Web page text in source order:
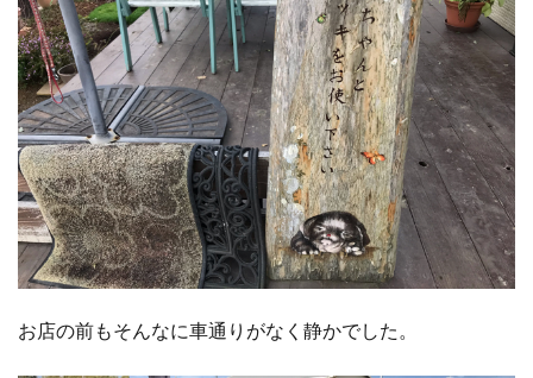
お店の前もそんなに車通りがなく静かでした。